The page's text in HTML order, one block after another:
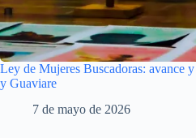
Ley de Mujeres Buscadoras: avance
y Guaviare
7 de mayo de 2026